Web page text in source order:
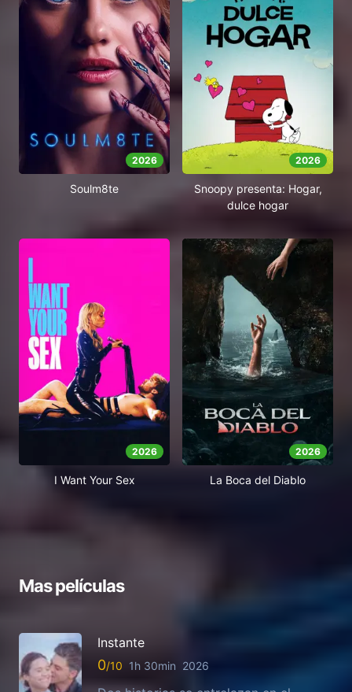
2026
Soulm8te
2026
Snoopy presenta: Hogar,
dulce hogar
2026
I Want Your Sex
2026
La Boca del Diablo
Mas películas
Instante
0 1h 30min 2026